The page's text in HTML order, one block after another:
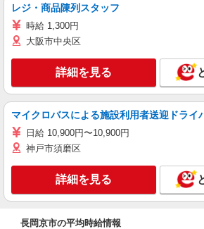
レジ・商品陳列スタッフ
時給 1,300円
大阪市中央区
詳細を見る
マイクロバスによる施設利用者送迎ドライ
日給 10,900円〜10,900円
神戸市須磨区
詳細を見る
長岡京市の平均時給情報